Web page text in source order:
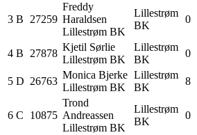
3 B 27259
Freddy
Haraldsen
Lillestrøm BK
Lillestrøm
BK
0
4 B 27878
Kjetil Sørlie
Lillestrøm BK
Lillestrøm
BK
0
5 D 26763
Monica Bjerke
Lillestrøm BK
Lillestrøm
BK
8
6 C 10875
Trond
Andreassen
Lillestrøm BK
Lillestrøm
BK
0